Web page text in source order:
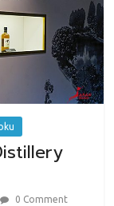
0 Comment